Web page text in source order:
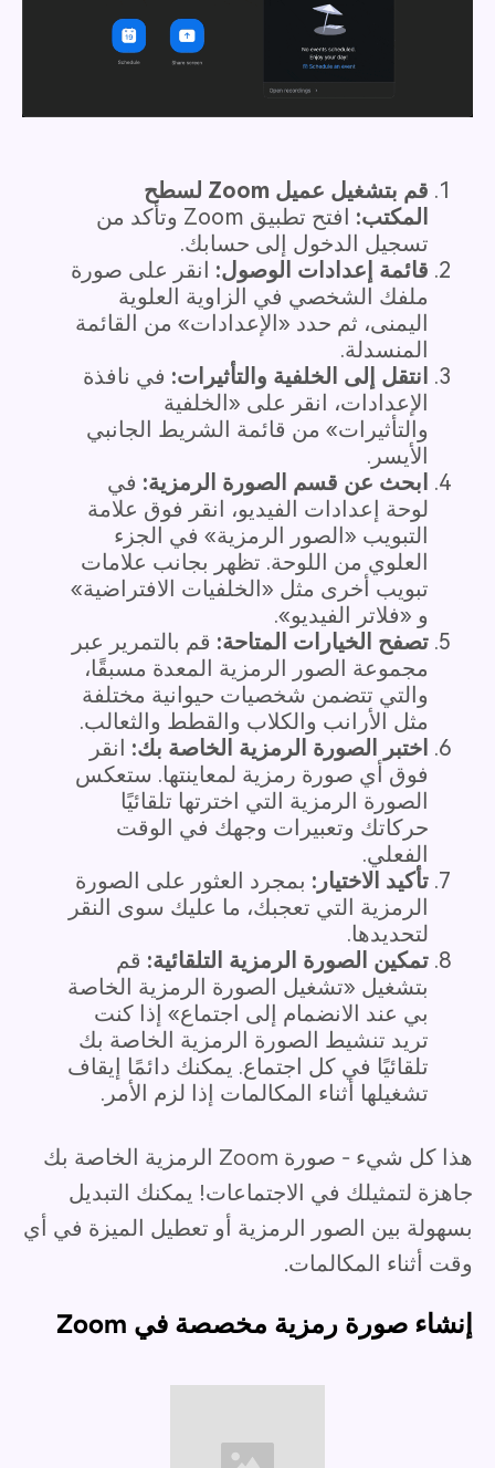
قم بتشغيل عميل Zoom لسطح
المكتب:
افتح تطبيق Zoom وتأكد من
تسجيل الدخول إلى حسابك.
قائمة إعدادات الوصول: انقر على صورة
ملفك الشخصي في الزاوية العلوية
اليمنى، ثم حدد «الإعدادات» من القائمة
المنسدلة.
انتقل إلى الخلفية والتأثيرات: في نافذة
الإعدادات، انقر على «الخلفية
والتأثيرات» من قائمة الشريط الجانبي
الأيسر.
ابحث عن قسم الصورة الرمزية: في
لوحة إعدادات الفيديو، انقر فوق علامة
التبويب «الصور الرمزية» في الجزء
العلوي من اللوحة. تظهر بجانب علامات
تبويب أخرى مثل «الخلفيات الافتراضية»
و «فلاتر الفيديو».
تصفح الخيارات المتاحة: قم بالتمرير عبر
مجموعة الصور الرمزية المعدة مسبقًا،
والتي تتضمن شخصيات حيوانية مختلفة
مثل الأرانب والكلاب والقطط والثعالب.
اختبر الصورة الرمزية الخاصة بك: انقر
فوق أي صورة رمزية لمعاينتها. ستعكس
الصورة الرمزية التي اخترتها تلقائيًا
حركاتك وتعبيرات وجهك في الوقت
الفعلي.
تأكيد الاختيار: بمجرد العثور على الصورة
الرمزية التي تعجبك، ما عليك سوى النقر
لتحديدها.
تمكين الصورة الرمزية التلقائية: قم
بتشغيل «تشغيل الصورة الرمزية الخاصة
بي عند الانضمام إلى اجتماع» إذا كنت
تريد تنشيط الصورة الرمزية الخاصة بك
تلقائيًا في كل اجتماع. يمكنك دائمًا إيقاف
تشغيلها أثناء المكالمات إذا لزم الأمر.
هذا كل شيء - صورة Zoom الرمزية الخاصة بك
جاهزة لتمثيلك في الاجتماعات! يمكنك التبديل
بسهولة بين الصور الرمزية أو تعطيل الميزة في أي
وقت أثناء المكالمات.
إنشاء صورة رمزية مخصصة في Zoom